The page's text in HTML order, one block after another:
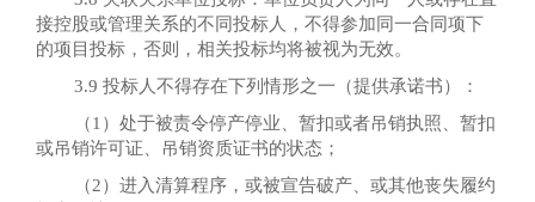
接控股或管理关系的不同投标人，不得参加同一合同项下
的项目投标，否则，相关投标均将被视为无效。
3.9 投标人不得存在下列情形之一（提供承诺书）：
（1）处于被责令停产停业、暂扣或者吊销执照、暂扣
或吊销许可证、吊销资质证书的状态；
（2）进入清算程序，或被宣告破产、或其他丧失履约